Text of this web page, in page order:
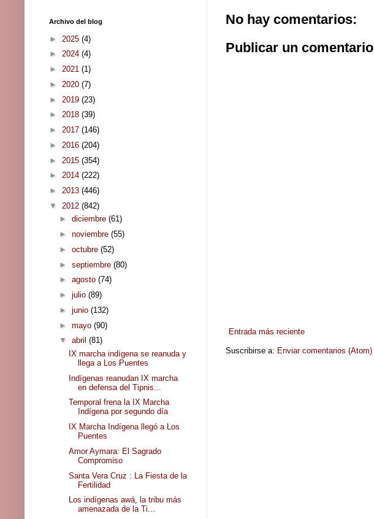
No hay comentarios:
Publicar un comentario
Entrada más reciente
Suscribirse a: Enviar comentarios (Atom)
Archivo del blog
► 2025 (4)
► 2024 (4)
► 2021 (1)
► 2020 (7)
► 2019 (23)
► 2018 (39)
► 2017 (146)
► 2016 (204)
► 2015 (354)
► 2014 (222)
► 2013 (446)
▼ 2012 (842)
► diciembre (61)
► noviembre (55)
► octubre (52)
► septiembre (80)
► agosto (74)
► julio (89)
► junio (132)
► mayo (90)
▼ abril (81)
IX marcha indígena se reanuda y
llega a Los Puentes
Indígenas reanudan IX marcha
en defensa del Tipnis...
Temporal frena la IX Marcha
Indígena por segundo día
IX Marcha Indígena llegó a Los
Puentes
Amor Aymara: El Sagrado
Compromiso
Santa Vera Cruz : La Fiesta de la
Fertilidad
Los indígenas awá, la tribu más
amenazada de la Ti...